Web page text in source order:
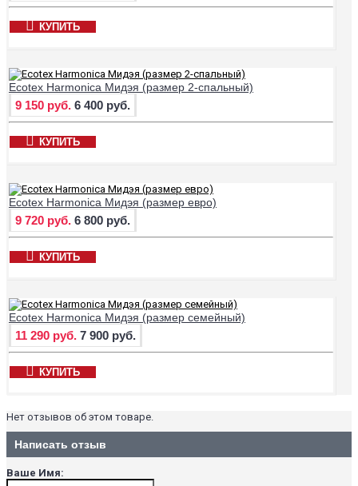
КУПИТЬ
Ecotex Harmonica Мидэя (размер 2-спальный)
9 150 руб. 6 400 руб.
КУПИТЬ
Ecotex Harmonica Мидэя (размер евро)
9 720 руб. 6 800 руб.
КУПИТЬ
Ecotex Harmonica Мидэя (размер семейный)
11 290 руб. 7 900 руб.
КУПИТЬ
Нет отзывов об этом товаре.
Написать отзыв
Ваше Имя: